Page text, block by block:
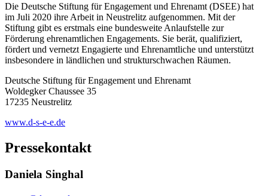
Die Deutsche Stiftung für Engagement und Ehrenamt (DSEE) hat
im Juli 2020 ihre Arbeit in Neustrelitz aufgenommen. Mit der
Stiftung gibt es erstmals eine bundesweite Anlaufstelle zur
Förderung ehrenamtlichen Engagements. Sie berät, qualifiziert,
fördert und vernetzt Engagierte und Ehrenamtliche und unterstützt
insbesondere in ländlichen und strukturschwachen Räumen.
Deutsche Stiftung für Engagement und Ehrenamt
Woldegker Chaussee 35
17235 Neustrelitz
www.d-s-e-e.de
Pressekontakt
Daniela Singhal